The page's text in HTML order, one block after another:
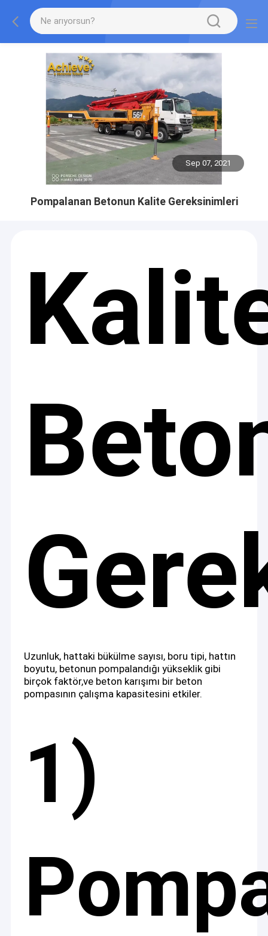
Sep 07, 2021
Pompalanan Betonun Kalite Gereksinimleri
Uzunluk, hattaki bükülme sayısı, boru tipi, hattın
boyutu, betonun pompalandığı yükseklik gibi
birçok faktör,ve beton karışımı bir beton
pompasının çalışma kapasitesini etkiler.
1)